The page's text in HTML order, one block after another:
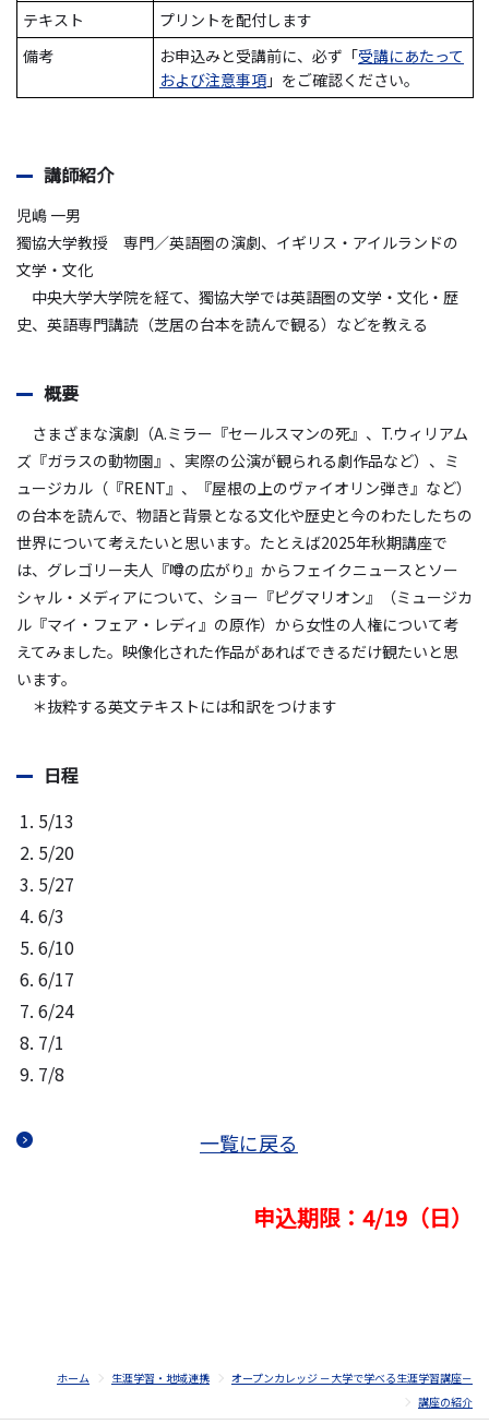
テキスト
プリントを配付します
備考
お申込みと受講前に、必ず「受講にあたって
および注意事項 」をご確認ください。
講師紹介
児嶋 一男
獨協大学教授 専門／英語圏の演劇、イギリス・アイルランドの
文学・文化
中央大学大学院を経て、獨協大学では英語圏の文学・文化・歴
史、英語専門講読（芝居の台本を読んで観る）などを教える
概要
さまざまな演劇（A.ミラー『セールスマンの死』、T.ウィリアム
ズ『ガラスの動物園』、実際の公演が観られる劇作品など）、ミ
ュージカル（『RENT』、『屋根の上のヴァイオリン弾き』など）
の台本を読んで、物語と背景となる文化や歴史と今のわたしたちの
世界について考えたいと思います。たとえば2025年秋期講座で
は、グレゴリー夫人『噂の広がり』からフェイクニュースとソー
シャル・メディアについて、ショー『ピグマリオン』（ミュージカ
ル『マイ・フェア・レディ』の原作）から女性の人権について考
えてみました。映像化された作品があればできるだけ観たいと思
います。
＊抜粋する英文テキストには和訳をつけます
日程
5/13
5/20
5/27
6/3
6/10
6/17
6/24
7/1
7/8
一覧に戻る
申込期限：4/19（日）
ホーム 生涯学習・地域連携
オープンカレッジ －大学で学べる生涯学習講座－
講座の紹介